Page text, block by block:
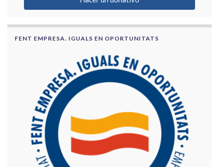
FENT EMPRESA. IGUALS EN OPORTUNITATS